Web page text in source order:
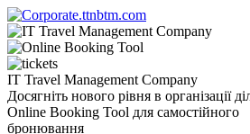
IT Travel Management Company
Досягніть нового рівня в організації
Online Booking Tool для самостійного
бронювання